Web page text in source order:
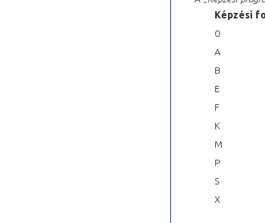
Képzési
0
A
B
E
F
K
M
P
S
X